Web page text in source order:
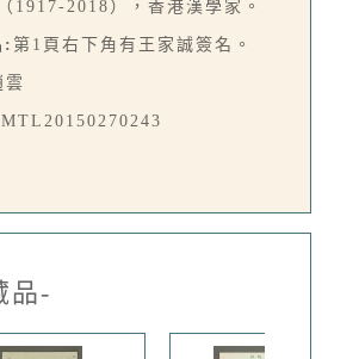
1917-2018），香港漢學家。
: 第1頁右下角有王家誠簽名。
雲
品-